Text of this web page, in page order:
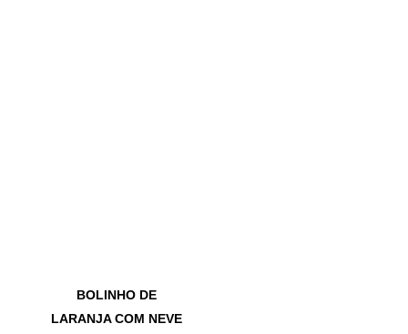
BOLINHO DE
LARANJA COM NEVE